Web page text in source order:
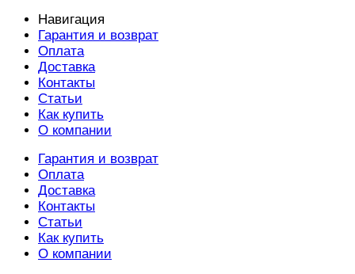
Навигация
Гарантия и возврат
Оплата
Доставка
Контакты
Статьи
Как купить
О компании
Гарантия и возврат
Оплата
Доставка
Контакты
Статьи
Как купить
О компании